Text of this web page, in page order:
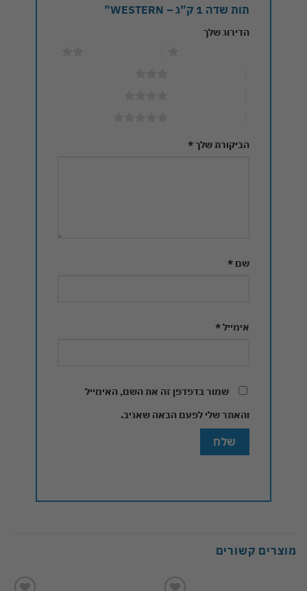
תות שדה 1 ק”ג – WESTERN”
הדירוג שלך
הביקורת שלך*
שם *
אימייל*
שמור בדפדפן זה את השם, האימייל
והאתר שלי לפעם הבאה שאגיב.
מוצרים קשורים